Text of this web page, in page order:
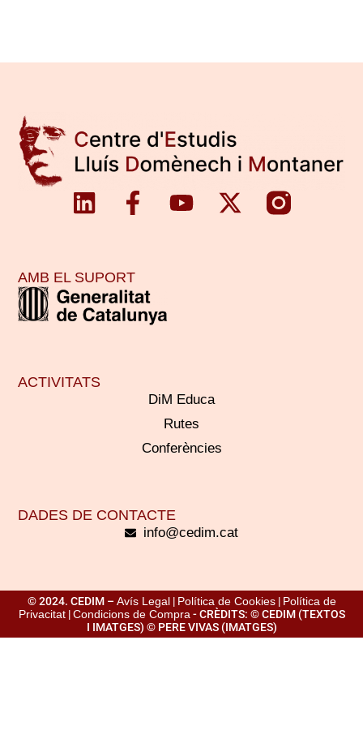
DADES DE CONTACTE
info@cedim.cat
ACTIVITATS
DiM Educa
Rutes
Conferències
AMB EL SUPORT
© 2024. CEDIM – Avís Legal| Política de Cookies| Política de
Privacitat|Condicions de Compra- CRÈDITS: © CEDIM (TEXTOS
I IMATGES) © PERE VIVAS (IMATGES)